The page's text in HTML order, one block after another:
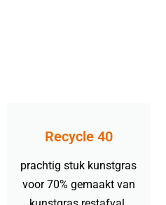
Recycle 40
prachtig stuk kunstgras
voor 70% gemaakt van